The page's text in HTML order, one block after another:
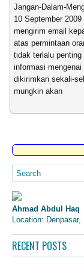
Jangan-Dalam-
10 September
mengirim email
atas permintaan
tidak terlalu
informasi
dikirimkan sekali-
mungkin akan
Ahmad Abdul Haq
Location:
RECENT POSTS